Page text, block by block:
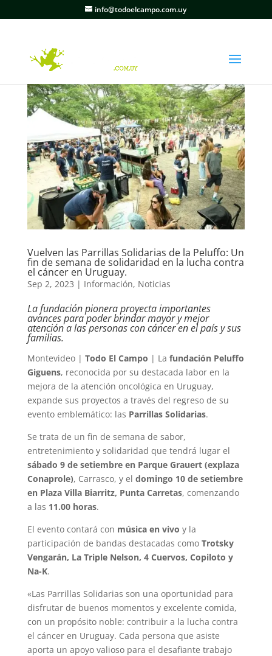
info@todoelcampo.com.uy
Vuelven las Parrillas Solidarias de la Peluffo: Un
fin de semana de solidaridad en la lucha contra
el cáncer en Uruguay.
Sep 2, 2023 | Información, Noticias
La fundación pionera proyecta importantes
avances para poder brindar mayor y mejor
atención a las personas con cáncer en el país y sus
familias.
Montevideo | Todo El Campo | La fundación Peluffo
Giguens, reconocida por su destacada labor en la
mejora de la atención oncológica en Uruguay,
expande sus proyectos a través del regreso de su
evento emblemático: las Parrillas Solidarias.
Se trata de un fin de semana de sabor,
entretenimiento y solidaridad que tendrá lugar el
sábado 9 de setiembre en Parque Grauert (explaza
Conaprole), Carrasco, y el domingo 10 de setiembre
en Plaza Villa Biarritz, Punta Carretas, comenzando
a las 11.00 horas.
El evento contará con música en vivo y la
participación de bandas destacadas como Trotsky
Vengarán, La Triple Nelson, 4 Cuervos, Copiloto y
Na-K.
«Las Parrillas Solidarias son una oportunidad para
disfrutar de buenos momentos y excelente comida,
con un propósito noble: contribuir a la lucha contra
el cáncer en Uruguay. Cada persona que asiste
aporta un apoyo valioso para el desafiante trabajo